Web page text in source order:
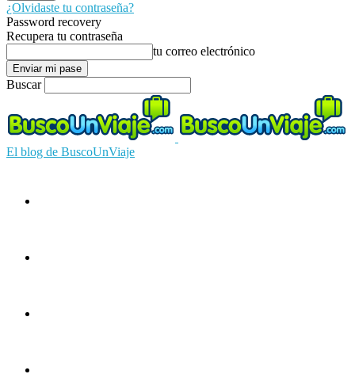
¿Olvidaste tu contraseña?
Password recovery
Recupera tu contraseña
tu correo electrónico
Buscar
El blog de BuscoUnViaje